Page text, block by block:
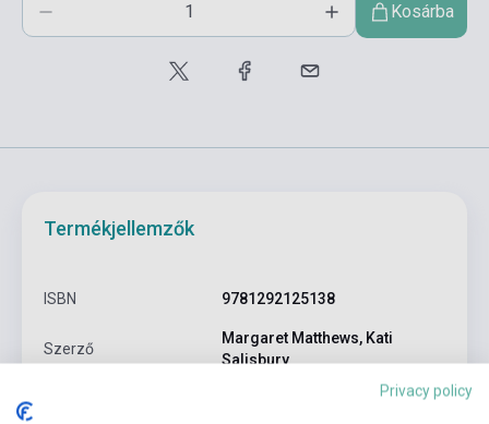
Kosárba
Termékjellemzők
ISBN 9781292125138
Szerző
Margaret Matthews, Kati
Salisbury
Privacy policy